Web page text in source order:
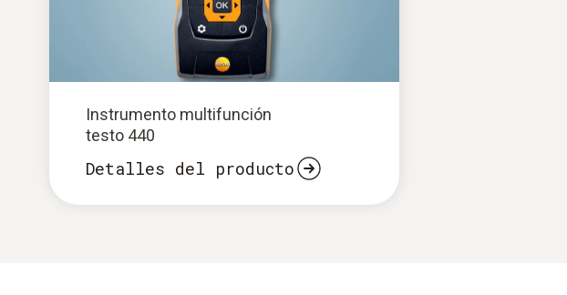
Instrumento multifunción
testo 440
Detalles del producto